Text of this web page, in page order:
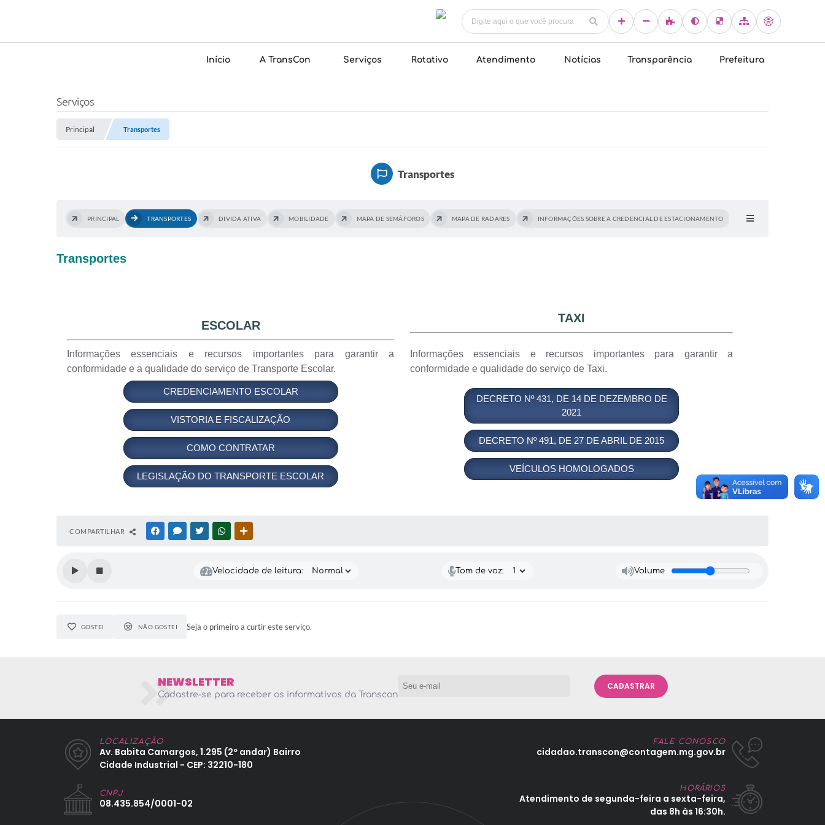
Início A TransCon Serviços Rotativo Atendimento Notícias Transparência Prefeitura
Serviços
Principal Transportes
Transportes
PRINCIPAL TRANSPORTES DIVIDA ATIVA MOBILIDADE MAPA DE SEMÁFOROS MAPA DE RADARES INFORMAÇÕES SOBRE A CREDENCIAL DE ESTACIONAMENTO
Transportes
ESCOLAR
TAXI
Informações essenciais e recursos importantes para garantir a
conformidade e a qualidade do serviço de Transporte Escolar.
Informações essenciais e recursos importantes para garantir a
conformidade e qualidade do serviço de Taxi.
CREDENCIAMENTO ESCOLAR
VISTORIA E FISCALIZAÇÃO
COMO CONTRATAR
LEGISLAÇÃO DO TRANSPORTE ESCOLAR
DECRETO Nº 431, DE 14 DE DEZEMBRO DE
2021
DECRETO Nº 491, DE 27 DE ABRIL DE 2015
VEÍCULOS HOMOLOGADOS
COMPARTILHAR FACEBOOKMESSENGER
TWITTERWHATSAPP
Velocidade de leitura: Tom de voz: Volume
GOSTEI NÃO GOSTEI Seja o primeiro a curtir este serviço.
NEWSLETTER
Cadastre-se para receber os informativos da Transcon
CADASTRAR
LOCALIZAÇÃO
Av. Babita Camargos, 1.295 (2º andar) Bairro
Cidade Industrial - CEP: 32210-180
FALE CONOSCO
cidadao.transcon@contagem.mg.gov.br
CNPJ
08.435.854/0001-02
HORÁRIOS
Atendimento de segunda-feira a sexta-feira,
das 8h às 16:30h.